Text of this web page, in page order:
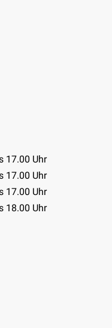
17.00 Uhr
17.00 Uhr
17.00 Uhr
18.00 Uhr